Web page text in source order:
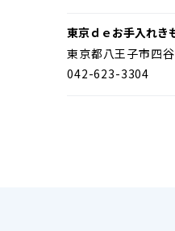
東京ｄｅお手入れき
東京都八王子市四
042-623-3304